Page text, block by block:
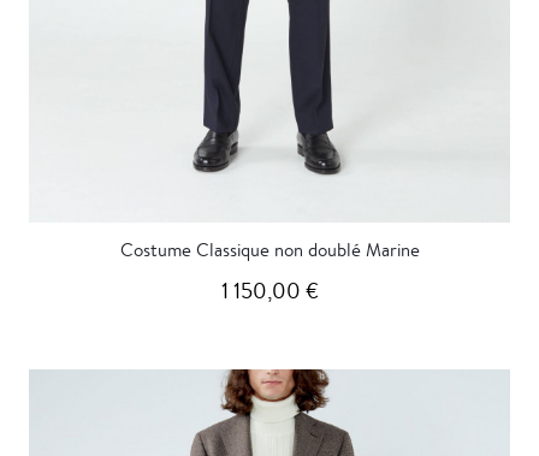
Costume Classique non doublé Marine
1 150,00 €